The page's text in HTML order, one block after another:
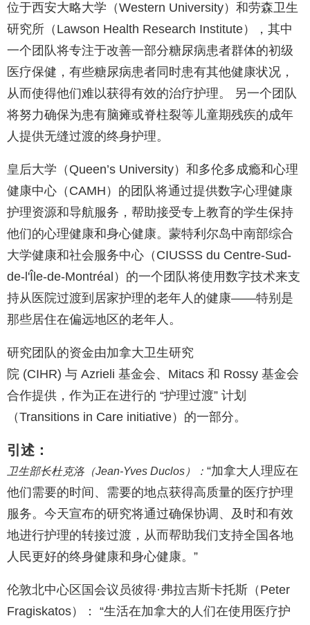
位于西安大略大学（Western University）和劳森卫生
研究所（Lawson Health Research Institute），其中
一个团队将专注于改善一部分糖尿病患者群体的初级
医疗保健，有些糖尿病患者同时患有其他健康状况，
从而使得他们难以获得有效的治疗护理。 另一个团队
将努力确保为患有脑瘫或脊柱裂等儿童期残疾的成年
人提供无缝过渡的终身护理。
皇后大学（Queen’s University）和多伦多成瘾和心理
健康中心（CAMH）的团队将通过提供数字心理健康
护理资源和导航服务，帮助接受专上教育的学生保持
他们的心理健康和身心健康。蒙特利尔岛中南部综合
大学健康和社会服务中心（CIUSSS du Centre-Sud-
de-l'Île-de-Montréal）的一个团队将使用数字技术来支
持从医院过渡到居家护理的老年人的健康——特别是
那些居住在偏远地区的老年人。
研究团队的资金由加拿大卫生研究
院 (CIHR) 与 Azrieli 基金会、Mitacs 和 Rossy 基金会
合作提供，作为正在进行的 “护理过渡” 计划
（Transitions in Care initiative）的一部分。
引述：
卫生部长杜克洛（Jean-Yves Duclos）：“加拿大人理应在
他们需要的时间、需要的地点获得高质量的医疗护理
服务。今天宣布的研究将通过确保协调、及时和有效
地进行护理的转接过渡，从而帮助我们支持全国各地
人民更好的终身健康和身心健康。”
伦敦北中心区国会议员彼得·弗拉吉斯卡托斯（Peter
Fragiskatos）： “生活在加拿大的人们在使用医疗护